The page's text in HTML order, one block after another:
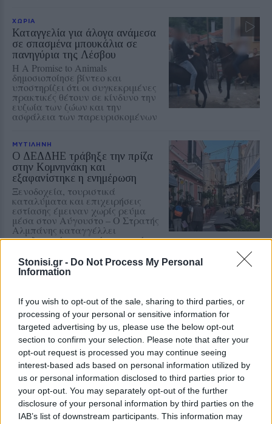
Stonisi.gr - Do Not Process My Personal
Information
If you wish to opt-out of the sale, sharing to third parties, or
processing of your personal or sensitive information for
targeted advertising by us, please use the below opt-out
section to confirm your selection. Please note that after your
opt-out request is processed you may continue seeing
interest-based ads based on personal information utilized by
us or personal information disclosed to third parties prior to
your opt-out. You may separately opt-out of the further
disclosure of your personal information by third parties on the
IAB’s list of downstream participants. This information may
ΧΩΡΙΑ
Καταγγελία για άλογα ανάμεσα
σε σπασμένα μπουκάλια σε
πανηγύρια της Λέσβου
Η A Promise to Animals
δημοσιοποίησε βίντεο και
υποστηρίζει ότι οι συγκεκριμένες
πρακτικές θέτουν σε κίνδυνο την
ευζωία των ζώων και την
ασφάλεια των παρευρισκομένων
ΜΥΤΙΛΗΝΗ
Ο ΔΕΔΔΗΕ τράβηξε την πρίζα
στην Κομνηνάκη και
εξαφανίστηκε η ενημέρωση
Ξενοδοχεία, τουριστικά
καταλύματα και επιχειρήσεις
εστίασης έμειναν χωρίς ρεύμα
μέσα στον Αύγουστο – Ο Στρατής
Αλμπάνης καταγγέλλει
απαξιωτικές απαντήσεις και ένα
ΧΩΡΙΑ
χορευτική αγκαλιά
Ο «Τέρπανδρος» Άντισσας και το
Χορευτικό Τμήμα του
Χριστιανικού Κέντρου Νεότητος
αντάμωσαν σε μια ξεχωριστή
γιορτή
Οι μικροί δημιουργοί της Αγιάσου
παρουσιάζουν τον δικό τους
πολύχρωμο κόσμο